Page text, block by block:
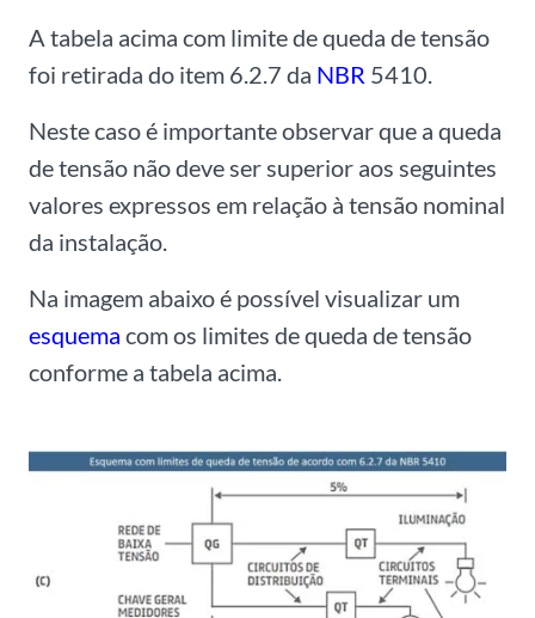
A tabela acima com limite de queda de tensão
foi retirada do item 6.2.7 da NBR 5410.
Neste caso é importante observar que a queda
de tensão não deve ser superior aos seguintes
valores expressos em relação à tensão nominal
da instalação.
Na imagem abaixo é possível visualizar um
esquema com os limites de queda de tensão
conforme a tabela acima.